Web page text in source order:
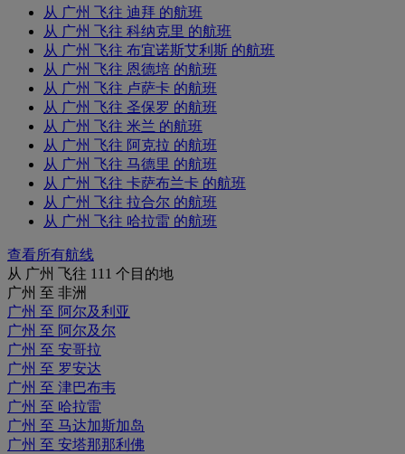
从 广州 飞往 迪拜 的航班
从 广州 飞往 科纳克里 的航班
从 广州 飞往 布宜诺斯艾利斯 的航班
从 广州 飞往 恩德培 的航班
从 广州 飞往 卢萨卡 的航班
从 广州 飞往 圣保罗 的航班
从 广州 飞往 米兰 的航班
从 广州 飞往 阿克拉 的航班
从 广州 飞往 马德里 的航班
从 广州 飞往 卡萨布兰卡 的航班
从 广州 飞往 拉合尔 的航班
从 广州 飞往 哈拉雷 的航班
查看所有航线
从 广州 飞往 111 个目的地
广州 至 非洲
广州 至 阿尔及利亚
广州 至 阿尔及尔
广州 至 安哥拉
广州 至 罗安达
广州 至 津巴布韦
广州 至 哈拉雷
广州 至 马达加斯加岛
广州 至 安塔那那利佛